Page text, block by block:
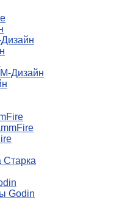
Дизайн
Старка
Godin